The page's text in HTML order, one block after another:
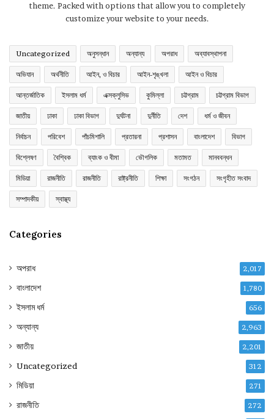
theme. Packed with options that allow you to completely
customize your website to your needs.
Uncategorized অনুসন্ধান অন্যান্য অপরাধ অব্যাবস্থাপনা
অভিযান অর্থনীতি আইন, ও বিচার আইন-শৃঙ্খলা আইন ও বিচার
আন্তর্জাতিক ইসলাম ধর্ম এক্সক্লুসিভ কুমিল্লা চট্টগ্রাম চট্টগ্রাম বিভাগ
জাতীয় ঢাকা ঢাকা বিভাগ দুর্ঘটনা দুর্নীতি দেশ ধর্ম ও জীবন
নির্বাচন পরিবেশ পাঁচমিশালি প্রতারনা প্রশাসন বাংলাদেশ বিভাগ
বিশ্লেষণ বৈশ্বিক ব্যাংক ও বীমা ভৌগলিক মতামত মানববন্ধন
মিডিয়া রাজনীতি রাজনীতি রাষ্ট্রনীতি শিক্ষা সংগঠন সংগৃহীত সংবাদ
সম্পাদকীয় স্বাস্থ্য
Categories
অপরাধ 2,017
বাংলাদেশ 1,780
ইসলাম ধর্ম 656
অন্যান্য 2,963
জাতীয় 2,201
Uncategorized 312
মিডিয়া 271
রাজনীতি 272